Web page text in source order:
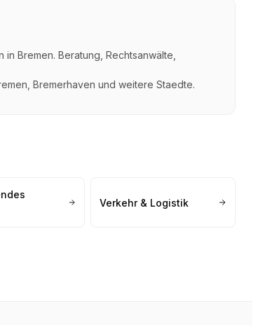
in Bremen. Beratung, Rechtsanwälte,
Bremerhaven und weitere Staedte.
Verkehr & Logistik